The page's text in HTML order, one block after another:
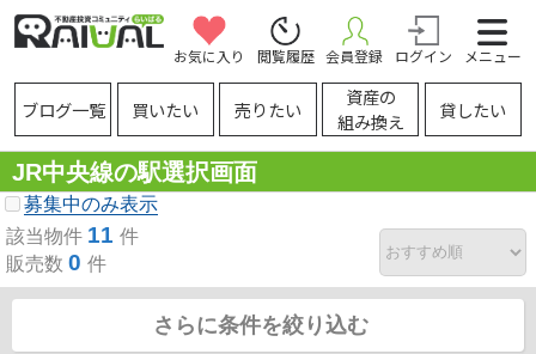
お気に入り 閲覧履歴 会員登録 ログイン メニュー
ブログ一覧 買いたい 売りたい
資産の
組み換え
貸したい
JR中央線の駅選択画面
募集中のみ表示
該当物件 11 件
販売数 0 件
さらに条件を絞り込む